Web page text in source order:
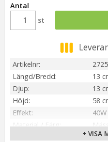
Antal
st
Artikelnr
Längd/Bredd
13
Djup
13
Höjd
58
Effekt
40W
Material / Färg
E27
+ VISA